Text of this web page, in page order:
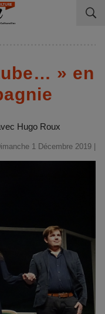
» en
Hugo Roux
1 Décembre 2019 |